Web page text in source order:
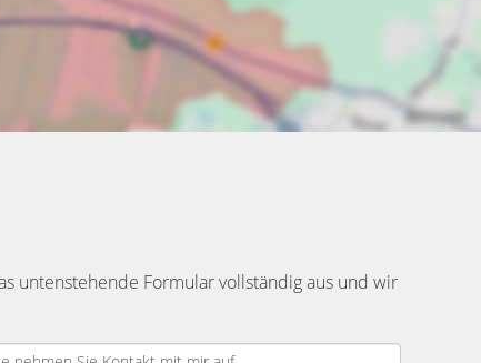
untenstehende Formular vollständig aus und wir